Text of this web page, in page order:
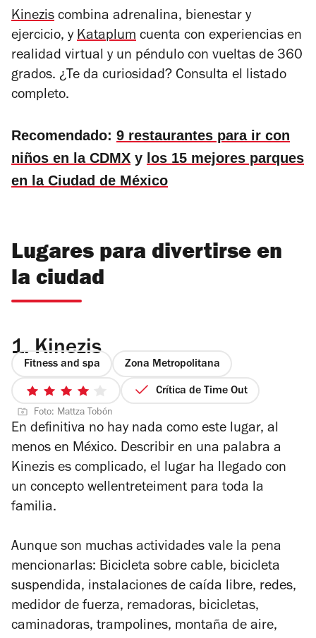
Kinezis combina adrenalina, bienestar y
ejercicio, y Kataplum cuenta con experiencias en
realidad virtual y un péndulo con vueltas de 360
grados. ¿Te da curiosidad? Consulta el listado
completo.
Recomendado: 9 restaurantes para ir con
niños en la CDMX y los 15 mejores parques
en la Ciudad de México
Lugares para divertirse en
la ciudad
1. Kinezis
Fitness and spa Zona Metropolitana
4
de
5
estrellas
Crítica de Time Out
Foto: Mattza Tobón
En definitiva no hay nada como este lugar, al
menos en México. Describir en una palabra a
Kinezis es complicado, el lugar ha llegado con
un concepto wellentreteiment para toda la
familia.
Aunque son muchas actividades vale la pena
mencionarlas: Bicicleta sobre cable, bicicleta
suspendida, instalaciones de caída libre, redes,
medidor de fuerza, remadoras, bicicletas,
caminadoras, trampolines, montaña de aire,